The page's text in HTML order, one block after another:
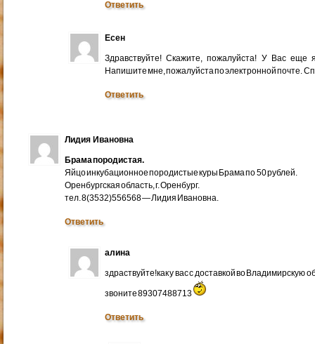
Ответить
Есен
Здравствуйте! Скажите, пожалуйста! У Вас еще
Напишите мне, пожалуйста по электронной почте.
Ответить
Лидия Ивановна
Брама породистая.
Яйцо инкубационное породистые куры Брама по 50 рублей.
Оренбургская область, г. Оренбург.
тел. 8(3532)556568 — Лидия Ивановна.
Ответить
алина
здраствуйте!как у вас с доставкой во Владимирскую
звоните 89307488713
Ответить